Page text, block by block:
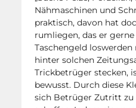
Nähmaschinen und
praktisch, davon hat
rumliegen, das er
Taschengeld
hinter solchen
Trickbetrüger stecken,
bewusst. Durch diese
sich Betrüger Zutritt zu